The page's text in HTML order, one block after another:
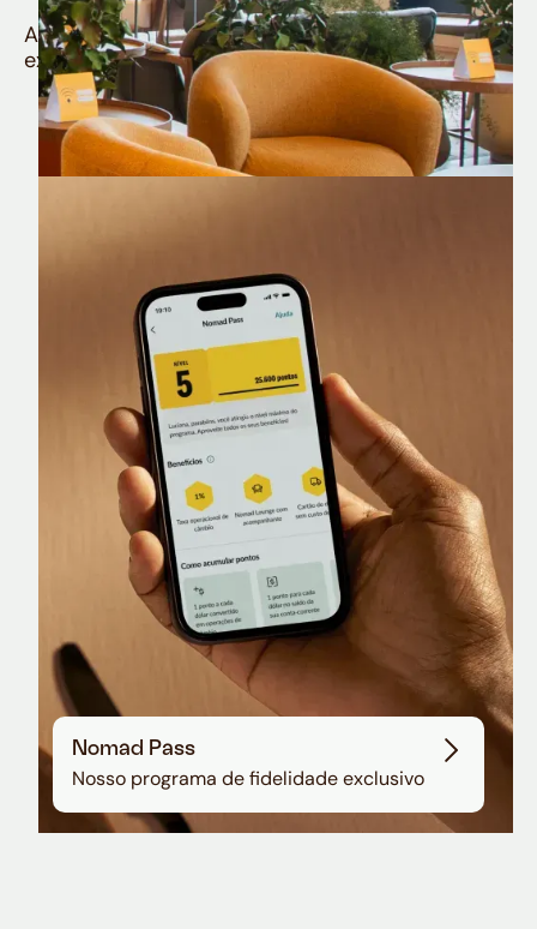
Aproveite todos os benefícios e vantagens
exclusivas da sua Conta Internacional
Nomad Lounge
Sala VIP no Aeroporto de Guarulhos
Nomad Pass
Nosso programa de fidelidade exclusivo